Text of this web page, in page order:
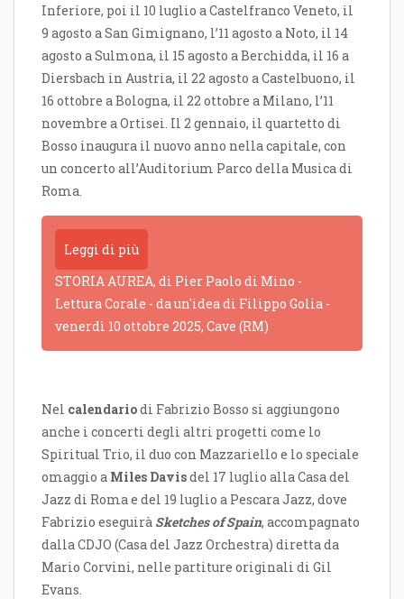
Inferiore, poi il 10 luglio a Castelfranco Veneto, il
9 agosto a San Gimignano, l’11 agosto a Noto, il 14
agosto a Sulmona, il 15 agosto a Berchidda, il 16 a
Diersbach in Austria, il 22 agosto a Castelbuono, il
16 ottobre a Bologna, il 22 ottobre a Milano, l’11
novembre a Ortisei. Il 2 gennaio, il quartetto di
Bosso inaugura il nuovo anno nella capitale, con
un concerto all’Auditorium Parco della Musica di
Roma.
Leggi di più
STORIA AUREA, di Pier Paolo di Mino -
Lettura Corale - da un'idea di Filippo Golia -
venerdì 10 ottobre 2025, Cave (RM)
Nel calendariodi Fabrizio Bosso si aggiungono
anche i concerti degli altri progetti come lo
Spiritual Trio, il duo con Mazzariello e lo speciale
omaggio a Miles Davisdel 17 luglio alla Casa del
Jazz di Roma e del 19 luglio a Pescara Jazz, dove
Fabrizio eseguirà Sketches of Spain, accompagnato
dalla CDJO (Casa del Jazz Orchestra) diretta da
Mario Corvini, nelle partiture originali di Gil
Evans.